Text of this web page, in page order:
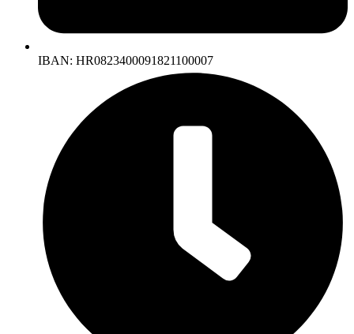
IBAN: HR0823400091821100007